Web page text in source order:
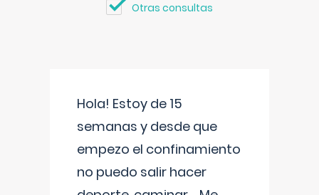
Otras consultas
Hola! Estoy de 15
semanas y desde que
empezo el confinamiento
no puedo salir hacer